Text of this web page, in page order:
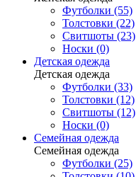
Футболки (55)
Толстовки (22)
Свитшоты (23)
Носки (0)
Детская одежда
Детская одежда
Футболки (33)
Толстовки (12)
Свитшоты (12)
Носки (0)
Семейная одежда
Семейная одежда
Футболки (25)